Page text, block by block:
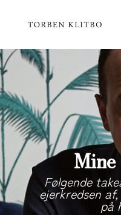
Mine
Følgende
ejerkredsen
på